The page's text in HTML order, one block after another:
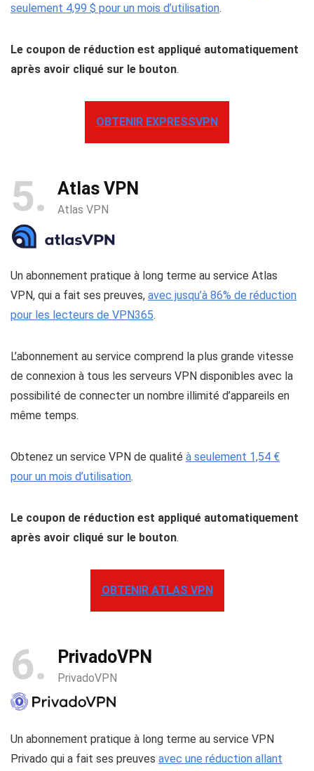
seulement 4,99 $ pour un mois d’utilisation.
Le coupon de réduction est appliqué automatiquement
après avoir cliqué sur le bouton.
OBTENIR EXPRESSVPN
5 Atlas VPN
Atlas VPN
Un abonnement pratique à long terme au service Atlas
VPN, qui a fait ses preuves, avec jusqu’à 86% de réduction
pour les lecteurs de VPN365.
L’abonnement au service comprend la plus grande vitesse
de connexion à tous les serveurs VPN disponibles avec la
possibilité de connecter un nombre illimité d’appareils en
même temps.
Obtenez un service VPN de qualité à seulement 1,54 €
pour un mois d’utilisation.
Le coupon de réduction est appliqué automatiquement
après avoir cliqué sur le bouton.
OBTENIR ATLAS VPN
6 PrivadoVPN
PrivadoVPN
Un abonnement pratique à long terme au service VPN
Privado qui a fait ses preuves avec une réduction allant